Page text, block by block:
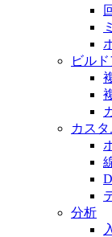
ビル
カス
分析